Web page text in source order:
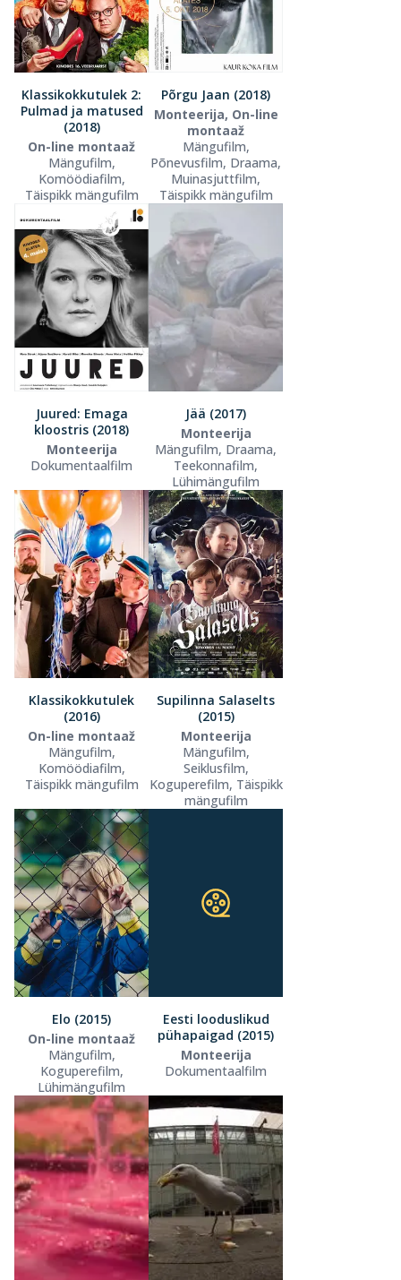
Klassikokkutulek 2:
Pulmad ja matused
(2018)
On-line montaaž
Mängufilm,
Komöödiafilm,
Täispikk mängufilm
Põrgu Jaan (2018)
Monteerija, On-line
montaaž
Mängufilm,
Põnevusfilm, Draama,
Muinasjuttfilm,
Täispikk mängufilm
Juured: Emaga
kloostris (2018)
Monteerija
Dokumentaalfilm
Jää (2017)
Monteerija
Mängufilm, Draama,
Teekonnafilm,
Lühimängufilm
Klassikokkutulek
(2016)
On-line montaaž
Mängufilm,
Komöödiafilm,
Täispikk mängufilm
Supilinna Salaselts
(2015)
Monteerija
Mängufilm,
Seiklusfilm,
Koguperefilm, Täispikk
mängufilm
Elo (2015)
On-line montaaž
Mängufilm,
Koguperefilm,
Lühimängufilm
Eesti looduslikud
pühapaigad (2015)
Monteerija
Dokumentaalfilm